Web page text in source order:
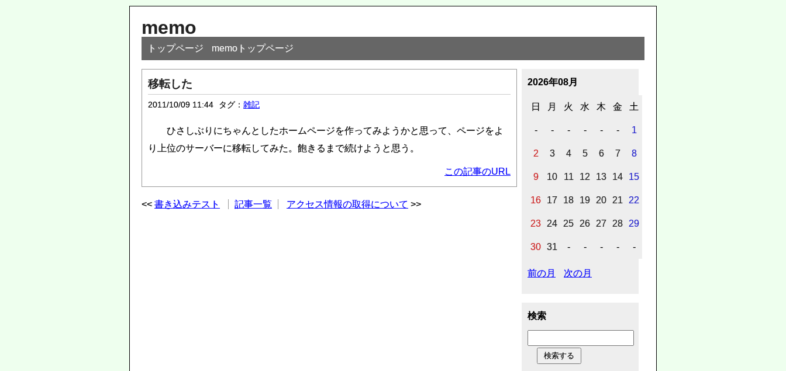
memo
トップページ memoトップページ
移転した
2011/10/09 11:44 タグ： 雑記
ひさしぶりにちゃんとしたホームページを作ってみようかと思って、ページをよ
り上位のサーバーに移転してみた。飽きるまで続けようと思う。
この記事のURL
書き込みテスト 記事一覧 アクセス情報の取得について
2026年08月
日 月 火 水 木 金 土
- - - - - - 1
2 3 4 5 6 7 8
9 10 11 12 13 14 15
16 17 18 19 20 21 22
23 24 25 26 27 28 29
30 31 - - - - -
前の月 次の月
検索